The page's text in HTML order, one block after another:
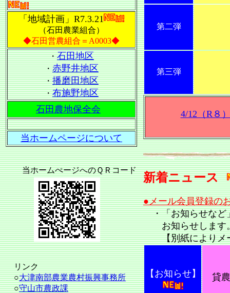
「地域計画」R7.3.21
（石田農業組合）
◆石田営農組合＝A0003◆
・石田地区
・赤野井地区
・播磨田地区
・布施野地区
石田農地保全会
当ホームページについて
当ホームぺージへのＱＲコード
リンク
○大津南部農業農村振興事務所
○守山市農政課
第二弾
第三弾
4/12（R８
新着ニュース
●メール会員登録の
・「お知らせなど
お知らせします
【別紙によりメー
【お知らせ】 貸農